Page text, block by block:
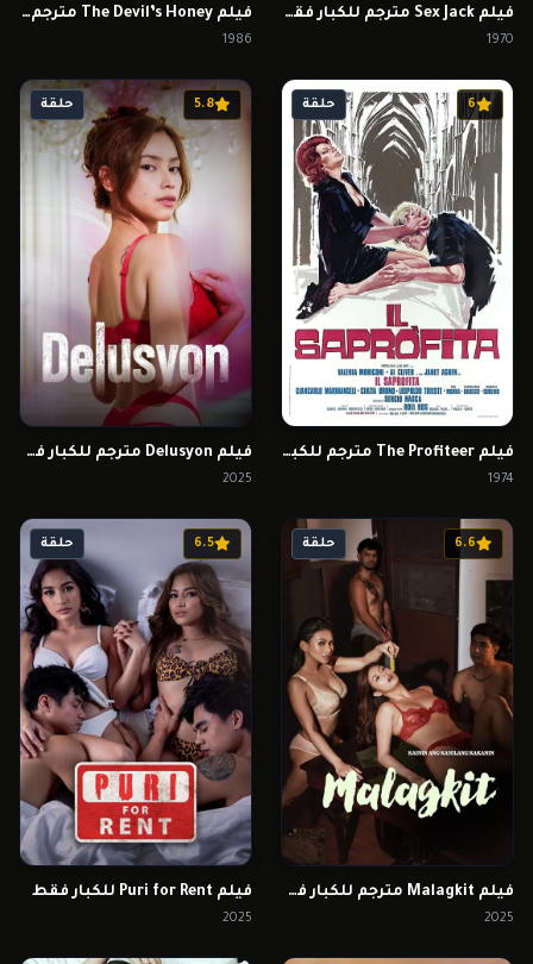
فيلم Sex Jack مترجم للكبار فقط
1970
فيلم The Devil’s Honey مترجم للكبار فقط
1986
6 حلقة
فيلم The Profiteer مترجم للكبار فقط
1974
5.8 حلقة
فيلم Delusyon مترجم للكبار فقط
2025
6.6 حلقة
فيلم Malagkit مترجم للكبار فقط
2025
6.5 حلقة
فيلم Puri for Rent للكبار فقط
2025